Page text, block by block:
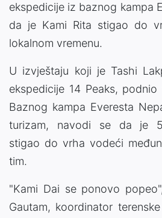
ekspedicije iz baznog kampa
da je Kami Rita stigao do
lokalnom vremenu.
U izvještaju koji je Tashi
ekspedicije 14 Peaks, podnio
Baznog kampa Everesta
turizam, navodi se da je
stigao do vrha vodeći
tim.
"Kami Dai se ponovo
Gautam, koordinator